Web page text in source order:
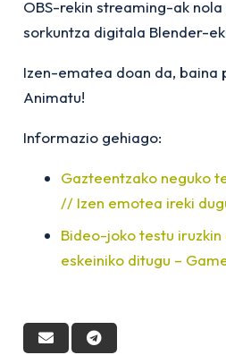
OBS-rekin streaming-ak
sorkuntza digitala Blender-
Izen-ematea doan da, baina
Animatu!
Informazio gehiago:
Gazteentzako neguko
// Izen emotea ireki
Bideo-joko testu
eskeiniko ditugu –